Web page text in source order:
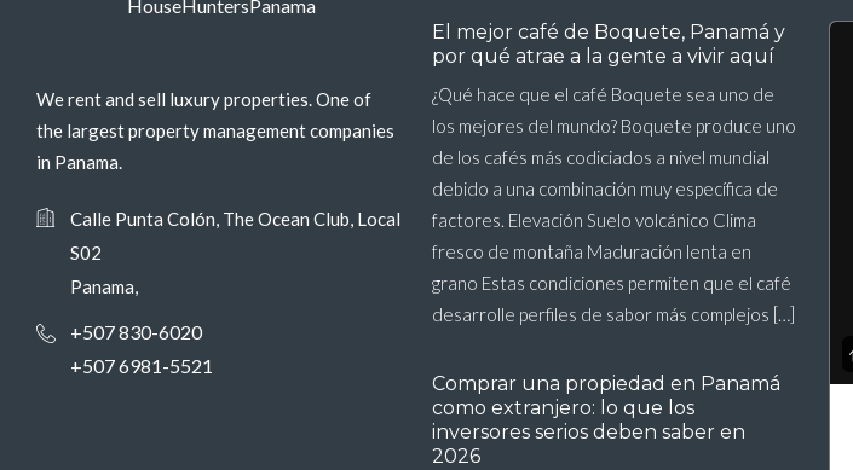
We rent and sell luxury properties. One of
the largest property management companies
in Panama.
Calle Punta Colón, The Ocean Club, Local
S02
Panama,
+507 830-6020
+507 6981-5521
El mejor café de Boquete, Panamá y
por qué atrae a la gente a vivir aquí
¿Qué hace que el café Boquete sea uno de
los mejores del mundo? Boquete produce uno
de los cafés más codiciados a nivel mundial
debido a una combinación muy específica de
factores. Elevación Suelo volcánico Clima
fresco de montaña Maduración lenta en
grano Estas condiciones permiten que el café
desarrolle perfiles de sabor más complejos […]
Comprar una propiedad en Panamá
como extranjero: lo que los
inversores serios deben saber en
2026